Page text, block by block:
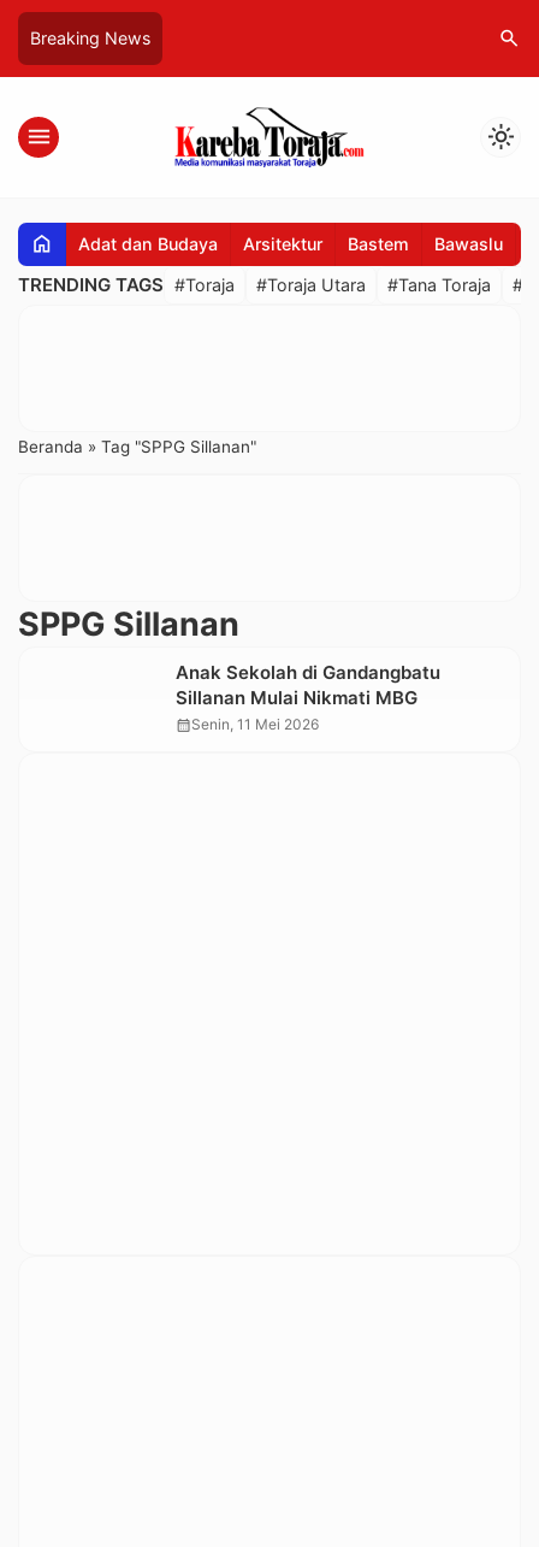
Breaking News search
menu light_mode
home Adat dan Budaya Arsitektur Bastem Bawaslu
TRENDING TAGS #Toraja #Toraja Utara #Tana Toraja
Beranda » Tag "SPPG Sillanan"
SPPG Sillanan
Anak Sekolah di Gandangbatu
Sillanan Mulai Nikmati MBG
calendar_monthSenin, 11 Mei 2026